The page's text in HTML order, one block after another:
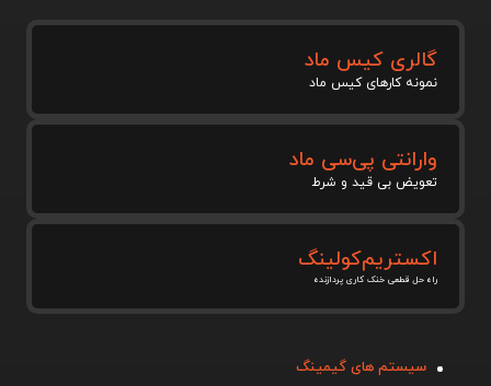
گالری کیس ماد
نمونه کارهای کیس ماد
وارانتی پی‌سی ماد
تعویض بی قید و شرط
اکستریم‌کولینگ
راه حل قطعی خنک کاری پردازنده
سیستم های گیمینگ